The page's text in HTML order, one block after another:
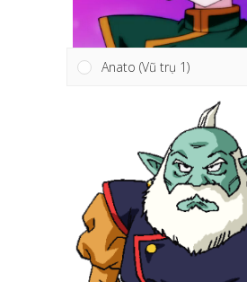
Anato (Vũ trụ 1)